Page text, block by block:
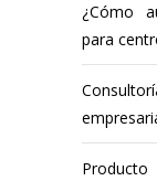
¿Cómo
para